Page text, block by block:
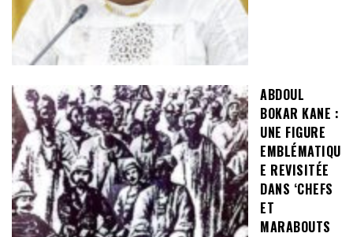
ABDOUL
BOKAR KANE :
UNE FIGURE
EMBLÉMATIQU
E REVISITÉE
DANS ‘CHEFS
ET
MARABOUTS